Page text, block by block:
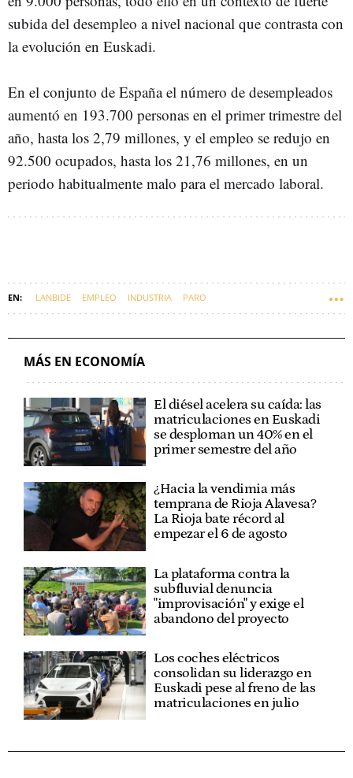
subida del desempleo a nivel nacional que contrasta con
la evolución en Euskadi.
En el conjunto de España el número de desempleados
aumentó en 193.700 personas en el primer trimestre del
año, hasta los 2,79 millones, y el empleo se redujo en
92.500 ocupados, hasta los 21,76 millones, en un
periodo habitualmente malo para el mercado laboral.
LANBIDE EMPLEO INDUSTRIA PARO
MÁS EN ECONOMÍA
El diésel acelera su caída: las
matriculaciones en Euskadi
se desploman un 40% en el
primer semestre del año
¿Hacia la vendimia más
temprana de Rioja Alavesa?
La Rioja bate récord al
empezar el 6 de agosto
La plataforma contra la
subfluvial denuncia
"improvisación" y exige el
abandono del proyecto
Los coches eléctricos
consolidan su liderazgo en
Euskadi pese al freno de las
matriculaciones en julio